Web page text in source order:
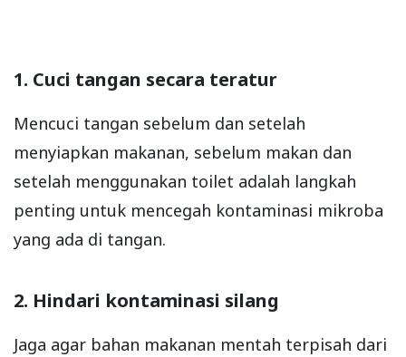
1. Cuci tangan secara teratur
Mencuci tangan sebelum dan setelah
menyiapkan makanan, sebelum makan dan
setelah menggunakan toilet adalah langkah
penting untuk mencegah kontaminasi mikroba
yang ada di tangan.
2. Hindari kontaminasi silang
Jaga agar bahan makanan mentah terpisah dari